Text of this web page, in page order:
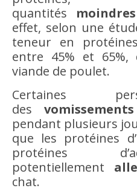
quantités moindres
effet, selon une
teneur en
entre 45% et
viande de poulet.
Certaines
des
pendant plusieurs
que les protéines
protéines
potentiellement
chat.